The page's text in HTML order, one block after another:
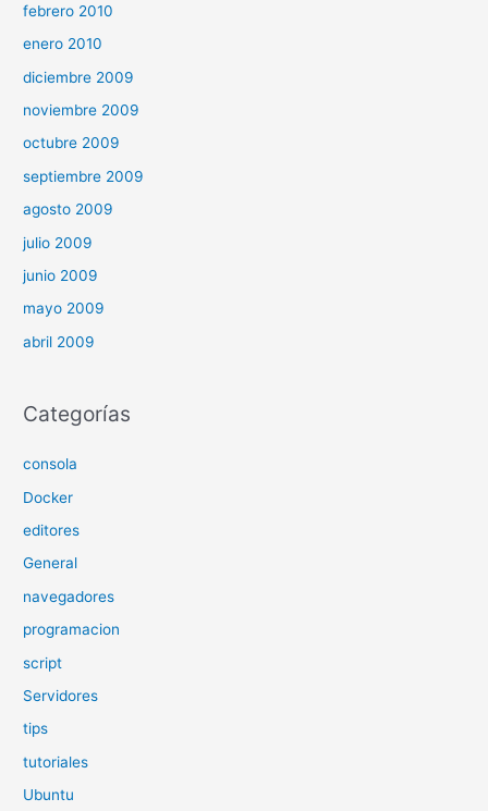
febrero 2010
enero 2010
diciembre 2009
noviembre 2009
octubre 2009
septiembre 2009
agosto 2009
julio 2009
junio 2009
mayo 2009
abril 2009
Categorías
consola
Docker
editores
General
navegadores
programacion
script
Servidores
tips
tutoriales
Ubuntu